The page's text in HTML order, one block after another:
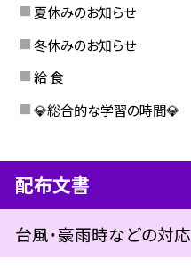
夏休みのお知らせ
冬休みのお知らせ
給 食
💎総合的な学習の時間💎
配布文書
台風・豪雨時などの対応